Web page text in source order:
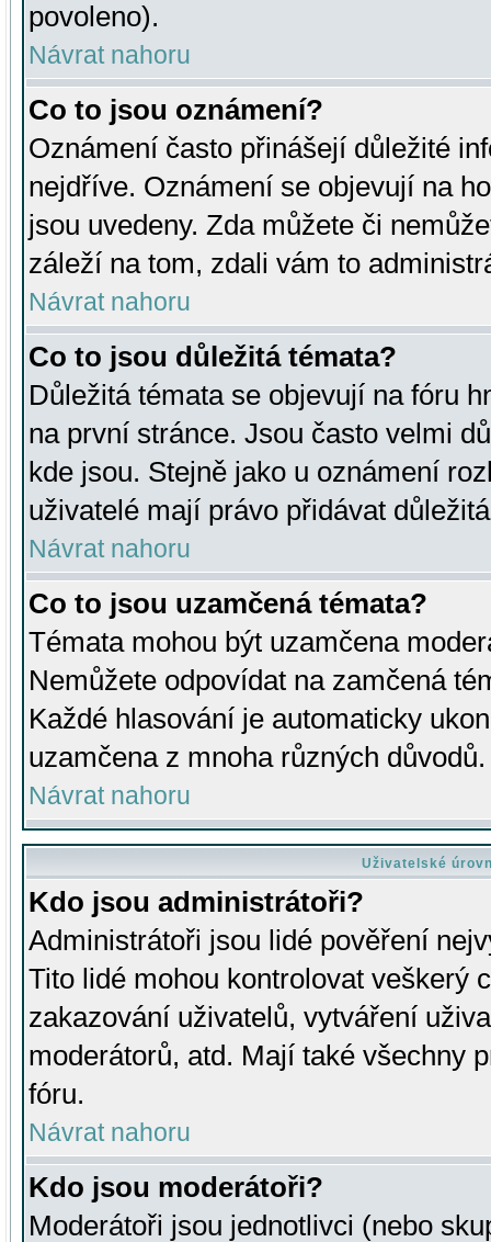
povoleno).
Návrat nahoru
Co to jsou oznámení?
Oznámení často přinášejí důležité
nejdříve. Oznámení se objevují na
jsou uvedeny. Zda můžete či
záleží na tom, zdali vám to
Návrat nahoru
Co to jsou důležitá témata?
Důležitá témata se objevují na fóru
na první stránce. Jsou často velmi
kde jsou. Stejně jako u oznámení
uživatelé mají právo přidávat
Návrat nahoru
Co to jsou uzamčená témata?
Témata mohou být uzamčena
Nemůžete odpovídat na zamčená
Každé hlasování je automaticky
uzamčena z mnoha různých důvodů.
Návrat nahoru
Uživatelské
Kdo jsou administrátoři?
Administrátoři jsou lidé pověření
Tito lidé mohou kontrolovat veškerý
zakazování uživatelů, vytváření
moderátorů, atd. Mají také všechny
fóru.
Návrat nahoru
Kdo jsou moderátoři?
Moderátoři jsou jednotlivci (nebo